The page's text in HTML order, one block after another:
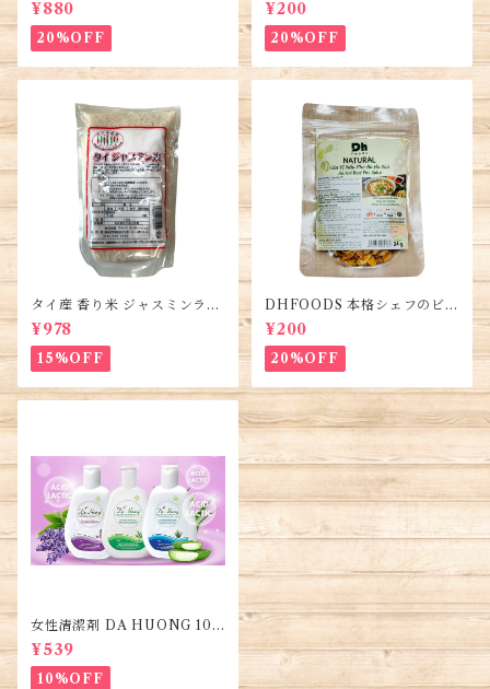
¥880
20%OFF
ở Bò Sài Gòn
¥200
20%OFF
タイ産 香り米 ジャスミンライ
ス450g (2袋)・Thai Jasmine
Rice・Gao Thai
¥978
15%OFF
DHFOODS 本格シェフのビー
フフォーのセット・Gia Vị Ph
ở Bò Hà Nội
¥200
20%OFF
女性清潔剤 DA HUONG 100
ml 1本・Women's Cleanse
r・Dung dịch vệ sinh phụ n
ữ
¥539
10%OFF